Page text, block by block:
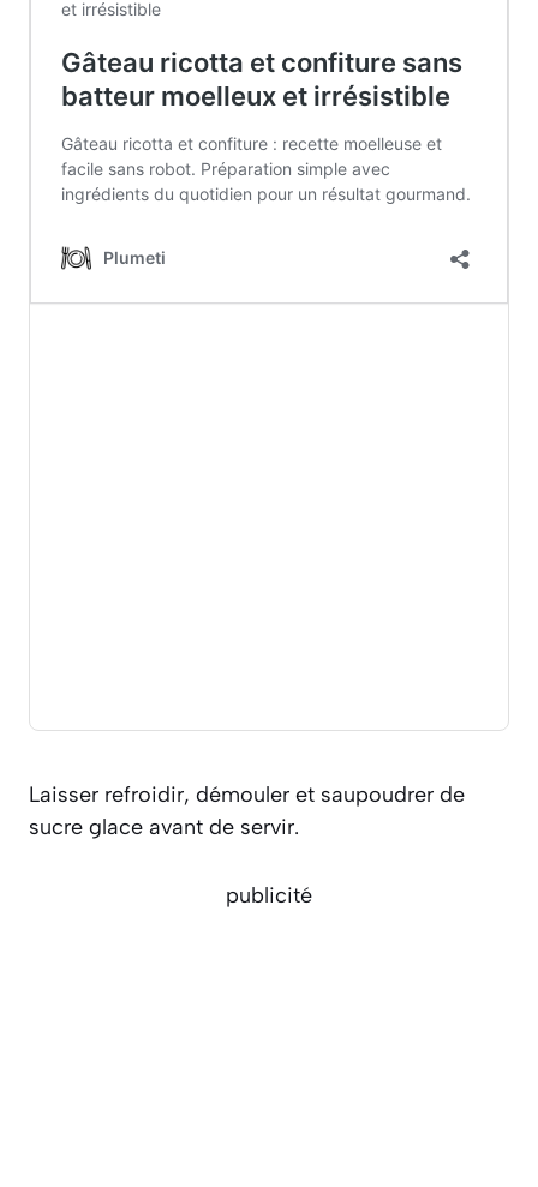
Laisser refroidir, démouler et saupoudrer de
sucre glace avant de servir.
publicité